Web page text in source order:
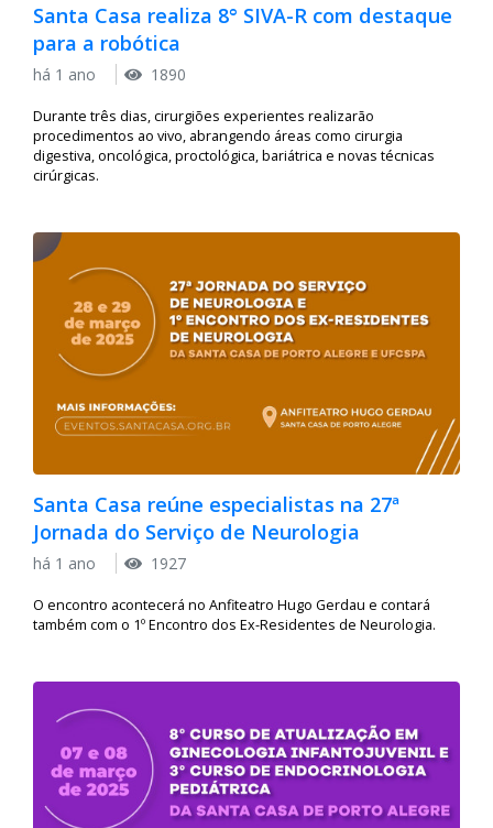
Santa Casa realiza 8° SIVA-R com destaque
para a robótica
há 1 ano 1890
Durante três dias, cirurgiões experientes realizarão
procedimentos ao vivo, abrangendo áreas como cirurgia
digestiva, oncológica, proctológica, bariátrica e novas técnicas
cirúrgicas.
Santa Casa reúne especialistas na 27ª
Jornada do Serviço de Neurologia
há 1 ano 1927
O encontro acontecerá no Anfiteatro Hugo Gerdau e contará
também com o 1º Encontro dos Ex-Residentes de Neurologia.